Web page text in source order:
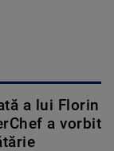
a lui Florin
a vorbit